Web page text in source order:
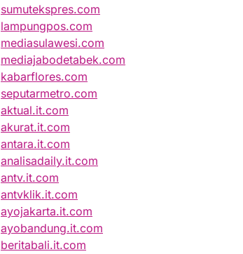
sumutekspres.com
lampungpos.com
mediasulawesi.com
mediajabodetabek.com
kabarflores.com
seputarmetro.com
aktual.it.com
akurat.it.com
antara.it.com
analisadaily.it.com
antv.it.com
antvklik.it.com
ayojakarta.it.com
ayobandung.it.com
beritabali.it.com